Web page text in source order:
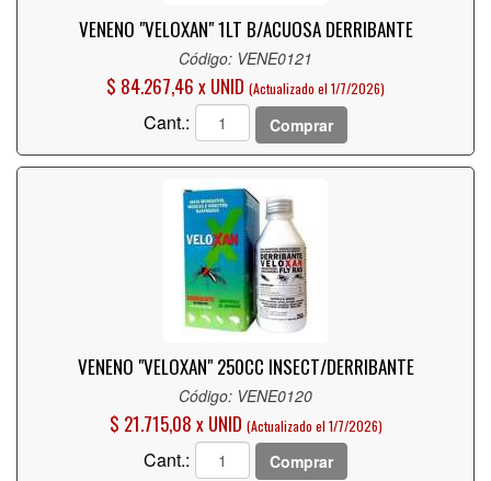
VENENO "VELOXAN" 1LT B/ACUOSA DERRIBANTE
Código: VENE0121
$ 84.267,46 x UNID (Actualizado el 1/7/2026)
Cant.: Comprar
VENENO "VELOXAN" 250CC INSECT/DERRIBANTE
Código: VENE0120
$ 21.715,08 x UNID (Actualizado el 1/7/2026)
Cant.: Comprar